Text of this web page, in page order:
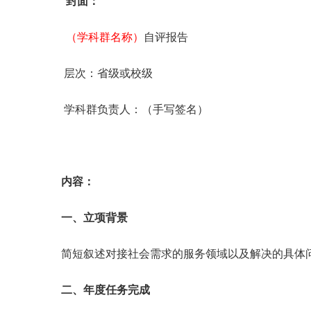
（学科群名称） 自评报告
层次：省级或校级
学科群负责人：（手写签名）
内容：
一、立项背景
简短叙述对接社会需求的服务领域以及解决的具体
二、年度任务完成